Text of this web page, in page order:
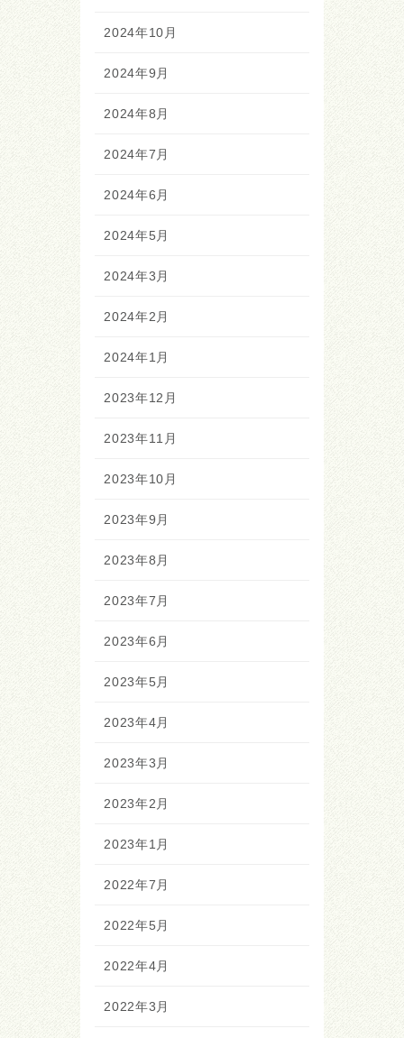
2024年10月
2024年9月
2024年8月
2024年7月
2024年6月
2024年5月
2024年3月
2024年2月
2024年1月
2023年12月
2023年11月
2023年10月
2023年9月
2023年8月
2023年7月
2023年6月
2023年5月
2023年4月
2023年3月
2023年2月
2023年1月
2022年7月
2022年5月
2022年4月
2022年3月